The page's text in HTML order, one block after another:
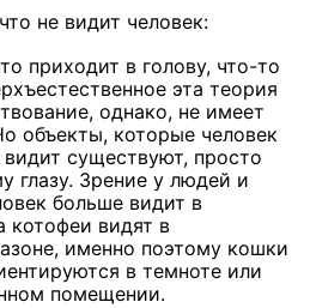
не видит человек:
приходит в голову, что-то
эта теория
однако, не имеет
объекты, которые человек
существуют, просто
глазу. Зрение у людей и
больше видит в
котофеи видят в
именно поэтому кошки
в темноте или
помещении.